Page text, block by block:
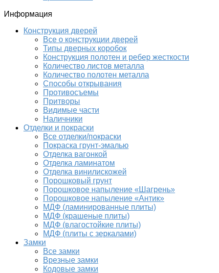
Информация
Конструкция дверей
Все о конструкции дверей
Типы дверных коробок
Конструкция полотен и ребер жесткости
Количество листов металла
Количество полотен металла
Способы открывания
Противосъемы
Притворы
Видимые части
Наличники
Отделки и покраски
Все отделки/покраски
Покраска грунт-эмалью
Отделка вагонкой
Отделка ламинатом
Отделка винилискожей
Порошковый грунт
Порошковое напыление «Шагрень»
Порошковое напыление «Антик»
МДФ (ламинированные плиты)
МДФ (крашеные плиты)
МДФ (влагостойкие плиты)
МДФ (плиты с зеркалами)
Замки
Все замки
Врезные замки
Кодовые замки